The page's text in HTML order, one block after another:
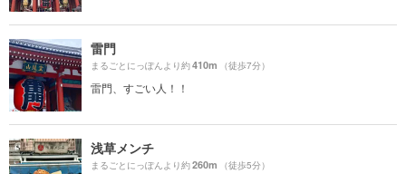
雷門
まるごとにっぽんより約410m （徒歩7分）
雷門、すごい人！！
浅草メンチ
まるごとにっぽんより約260m （徒歩5分）